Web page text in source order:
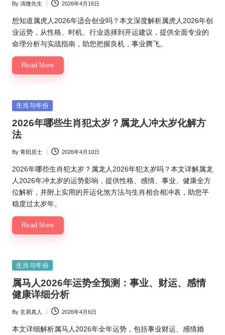
Posted
by
By 清微先生 2026年4月16日
想知道属虎人2026年适合创业吗？本文深度解析属虎人2026年创
业运势，从性格、时机、行业选择到开运建议，提供全面专业的
命理分析与实战指南，助您把握良机，事业腾飞。
Read More
Posted
生肖与年份
2026年哪些生肖犯太岁？属龙人冲太岁化解方
法
Posted
by
By 青阳居士 2026年4月10日
2026年哪些生肖犯太岁？属龙人2026年犯太岁吗？本文详解属龙
人2026年冲太岁的运势影响，提供性格、感情、事业、健康全方
位解析，并附上实用的开运化煞方法与生肖相合相冲表，助您平
稳度过太岁年。
Read More
Posted
生肖与年份
属马人2026年运势全预测：事业、财运、感情
健康详细分析
Posted
by
By 玄易真人 2026年4月6日
本文详细解析属马人2026年全年运势，包括事业财运、感情婚